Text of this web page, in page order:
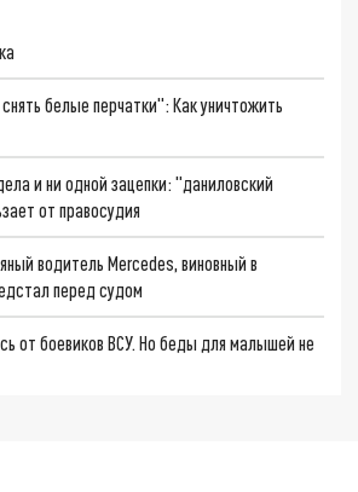
белые перчатки": Как уничтожить
и ни одной зацепки: "даниловский
от правосудия
водитель Mercedes, виновный в
перед судом
от боевиков ВСУ. Но беды для малышей не